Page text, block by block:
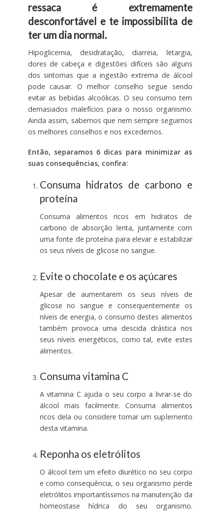
ressaca é extremamente
desconfortável e te impossibilita de
ter um dia normal.
Hipoglicemia, desidratação, diarreia, letargia,
dores de cabeça e digestões difíceis são alguns
dos sintomas que a ingestão extrema de álcool
pode causar. O melhor conselho segue sendo
evitar as bebidas alcoólicas. O seu consumo tem
demasiados malefícios para o nosso organismo.
Ainda assim, sabemos que nem sempre seguimos
os melhores conselhos e nos excedemos.
Então, separamos 6 dicas para minimizar as
suas consequências, confira:
Consuma hidratos de carbono e
proteína
Consuma alimentos ricos em hidratos de
carbono de absorção lenta, juntamente com
uma fonte de proteína para elevar e estabilizar
os seus níveis de glicose no sangue.
Evite o chocolate e os açúcares
Apesar de aumentarem os seus níveis de
glicose no sangue e consequentemente os
níveis de energia, o consumo destes alimentos
também provoca uma descida drástica nos
seus níveis energéticos, como tal, evite estes
alimentos.
Consuma vitamina C
A vitamina C ajuda o seu corpo a livrar-se do
álcool mais facilmente. Consuma alimentos
ricos dela ou considere tomar um suplemento
desta vitamina.
Reponha os eletrólitos
O álcool tem um efeito diurético no seu corpo
e como consequência, o seu organismo perde
eletrólitos importantíssimos na manutenção da
homeostase hídrica do seu organismo.